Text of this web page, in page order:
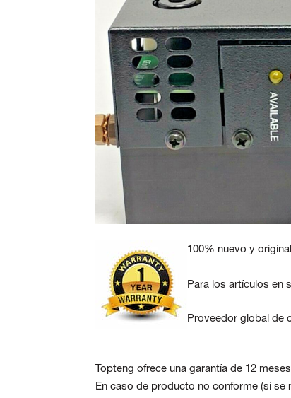
100% nuevo y
Para los artículos en
Proveedor global de
Topteng ofrece una garantía de 12
En caso de producto no conforme (si se